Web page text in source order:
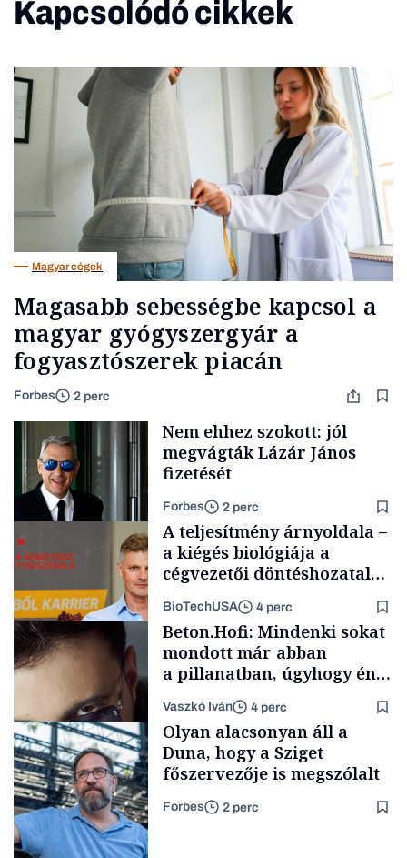
Kapcsolódó cikkek
Magyar cégek
Magasabb sebességbe kapcsol a
magyar gyógyszergyár a
fogyasztószerek piacán
Forbes 2 perc
Politika
Nem ehhez szokott: jól
megvágták Lázár János
fizetését
Forbes 2 perc
Content Lab HUB
A teljesítmény árnyoldala –
a kiégés biológiája a
cégvezetői döntéshozatal
BioTechUSA 4 perc
Forbes-sztori
Beton.Hofi: Mindenki sokat
mondott már abban
a pillanatban, úgyhogy én
a legsarkosabb
gondolataimat akartam
kimondani
Vaszkó Iván 4 perc
Olyan alacsonyan áll a
Duna, hogy a Sziget
főszervezője is megszólalt
Forbes 2 perc